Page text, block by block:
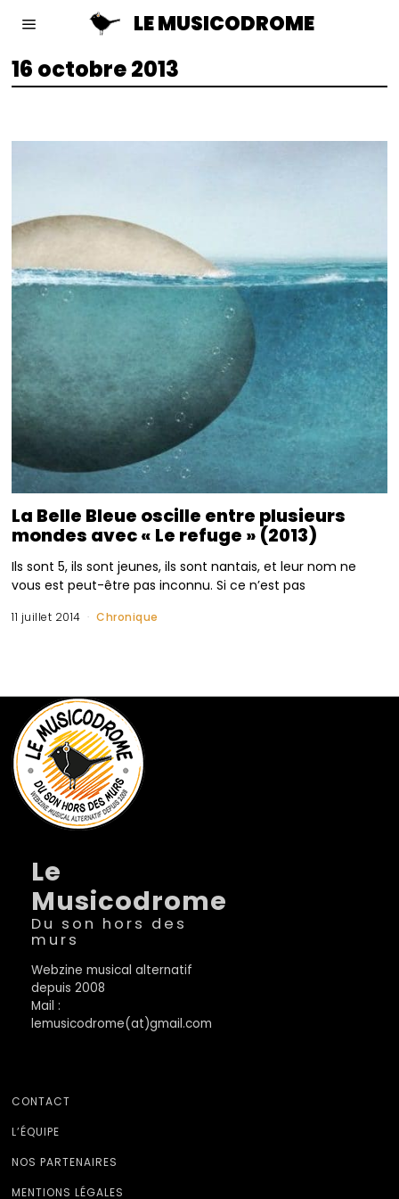
LE MUSICODROME
16 octobre 2013
La Belle Bleue oscille entre plusieurs
mondes avec « Le refuge » (2013)
Ils sont 5, ils sont jeunes, ils sont nantais, et leur nom ne
vous est peut-être pas inconnu. Si ce n’est pas
11 juillet 2014 Chronique
Le
Musicodrome
Du son hors des
murs
Webzine musical alternatif
depuis 2008
Mail :
lemusicodrome(at)gmail.com
CONTACT
L’ÉQUIPE
NOS PARTENAIRES
MENTIONS LÉGALES